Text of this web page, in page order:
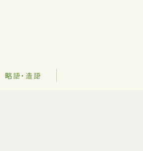
略語・造語